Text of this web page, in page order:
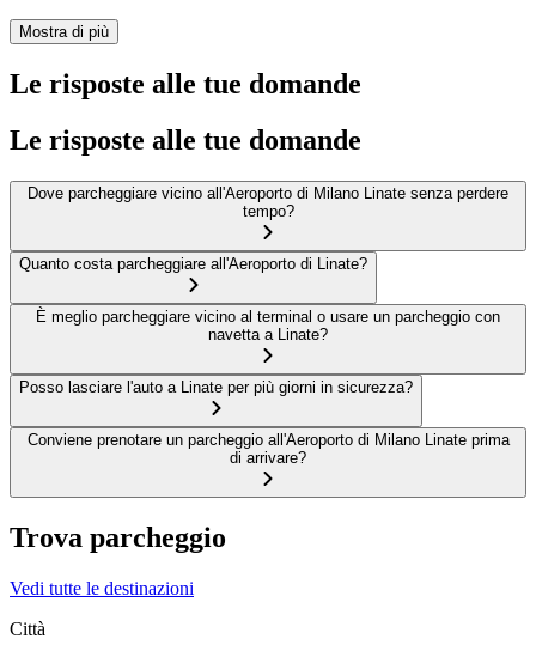
Mostra di più
Le risposte alle tue domande
Le risposte alle tue domande
Dove parcheggiare vicino all'Aeroporto di Milano Linate senza perdere
tempo?
Quanto costa parcheggiare all'Aeroporto di Linate?
È meglio parcheggiare vicino al terminal o usare un parcheggio con
navetta a Linate?
Posso lasciare l'auto a Linate per più giorni in sicurezza?
Conviene prenotare un parcheggio all'Aeroporto di Milano Linate prima
di arrivare?
Trova parcheggio
Vedi tutte le destinazioni
Città